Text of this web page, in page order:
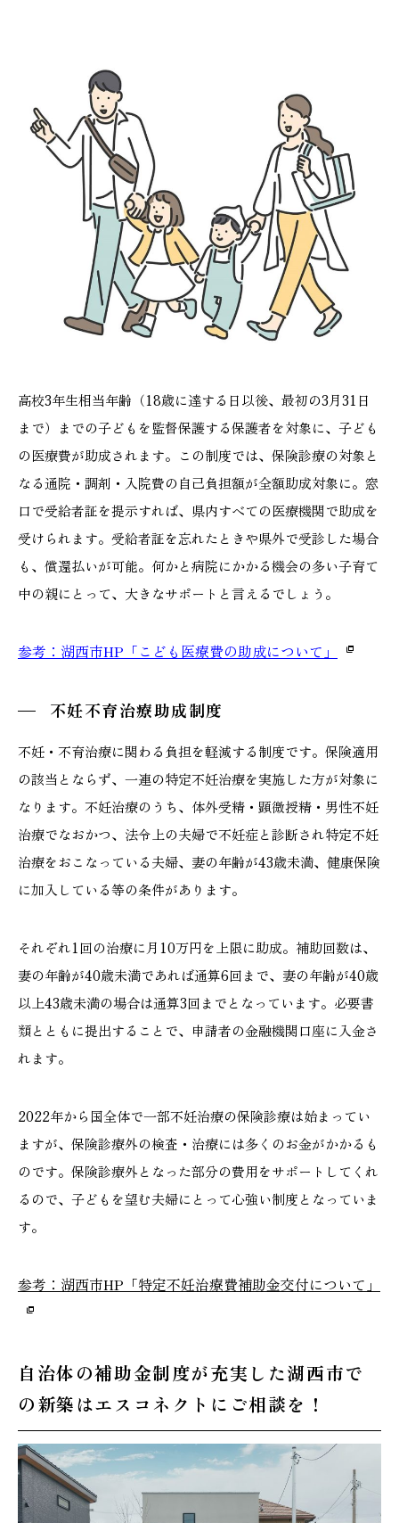
高校3年生相当年齢（18歳に達する日以後、最初の3月31日
まで）までの子どもを監督保護する保護者を対象に、子ども
の医療費が助成されます。この制度では、保険診療の対象と
なる通院・調剤・入院費の自己負担額が全額助成対象に。窓
口で受給者証を提示すれば、県内すべての医療機関で助成を
受けられます。受給者証を忘れたときや県外で受診した場合
も、償還払いが可能。何かと病院にかかる機会の多い子育て
中の親にとって、大きなサポートと言えるでしょう。
参考：湖西市HP「こども医療費の助成について」
不妊不育治療助成制度
不妊・不育治療に関わる負担を軽減する制度です。保険適用
の該当とならず、一連の特定不妊治療を実施した方が対象に
なります。不妊治療のうち、体外受精・顕微授精・男性不妊
治療でなおかつ、法令上の夫婦で不妊症と診断され特定不妊
治療をおこなっている夫婦、妻の年齢が43歳未満、健康保険
に加入している等の条件があります。
それぞれ1回の治療に月10万円を上限に助成。補助回数は、
妻の年齢が40歳未満であれば通算6回まで、妻の年齢が40歳
以上43歳未満の場合は通算3回までとなっています。必要書
類とともに提出することで、申請者の金融機関口座に入金さ
れます。
2022年から国全体で一部不妊治療の保険診療は始まってい
ますが、保険診療外の検査・治療には多くのお金がかかるも
のです。保険診療外となった部分の費用をサポートしてくれ
るので、子どもを望む夫婦にとって心強い制度となっていま
す。
参考：湖西市HP「特定不妊治療費補助金交付について」
自治体の補助金制度が充実した湖西市で
の新築はエスコネクトにご相談を！